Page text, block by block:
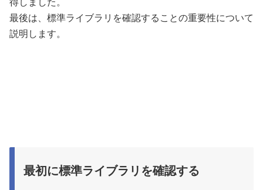
最後は、標準ライブラリを確認することの重要性について
説明します。
最初に標準ライブラリを確認する